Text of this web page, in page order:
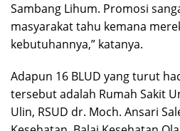
Sambang Lihum. Promosi
masyarakat tahu kemana
kebutuhannya,” katanya.
Adapun 16 BLUD yang turut
tersebut adalah Rumah Sakit
Ulin, RSUD dr. Moch. Ansari